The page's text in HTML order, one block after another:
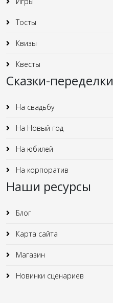
Тосты
Квизы
Квесты
Сказки-переделки
На свадьбу
На Новый год
На юбилей
На корпоратив
Наши ресурсы
Блог
Карта сайта
Магазин
Новинки сценариев